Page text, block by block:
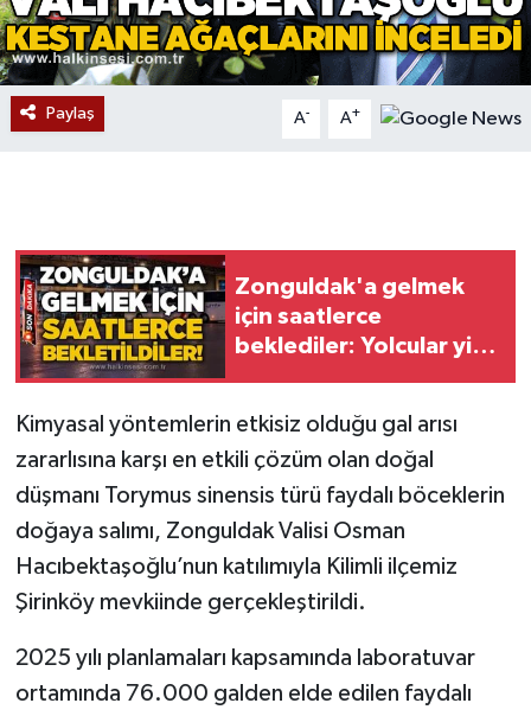
Paylaş A- A+
Zonguldak'a gelmek
için saatlerce
beklediler: Yolcular yine
Kimyasal yöntemlerin etkisiz olduğu gal arısı
zararlısına karşı en etkili çözüm olan doğal
düşmanı Torymus sinensis türü faydalı böceklerin
doğaya salımı, Zonguldak Valisi Osman
Hacıbektaşoğlu’nun katılımıyla Kilimli ilçemiz
Şirinköy mevkiinde gerçekleştirildi.
2025 yılı planlamaları kapsamında laboratuvar
ortamında 76.000 galden elde edilen faydalı
Düzce
Eğitim
Gökçebey
GÜNDEM
Kilimli
Kültür - Sanat
MAGAZİN
Resmi İlan